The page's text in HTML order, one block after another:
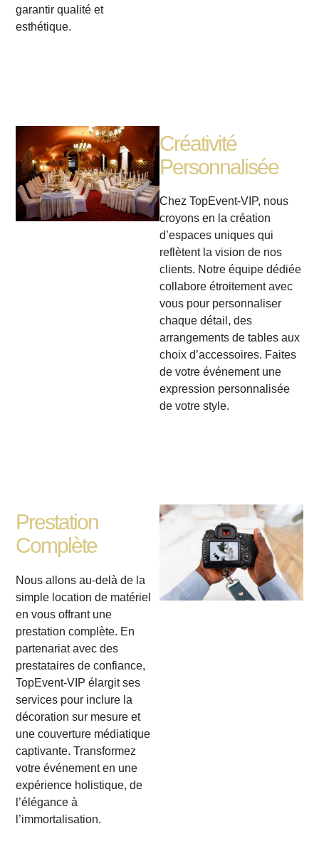
garantir qualité et
esthétique.
Créativité
Personnalisée
Chez TopEvent-VIP, nous
croyons en la création
d’espaces uniques qui
reflètent la vision de nos
clients. Notre équipe dédiée
collabore étroitement avec
vous pour personnaliser
chaque détail, des
arrangements de tables aux
choix d’accessoires. Faites
de votre événement une
expression personnalisée
de votre style.
Prestation
Complète
Nous allons au-delà de la
simple location de matériel
en vous offrant une
prestation complète. En
partenariat avec des
prestataires de confiance,
TopEvent-VIP élargit ses
services pour inclure la
décoration sur mesure et
une couverture médiatique
captivante. Transformez
votre événement en une
expérience holistique, de
l’élégance à
l’immortalisation.